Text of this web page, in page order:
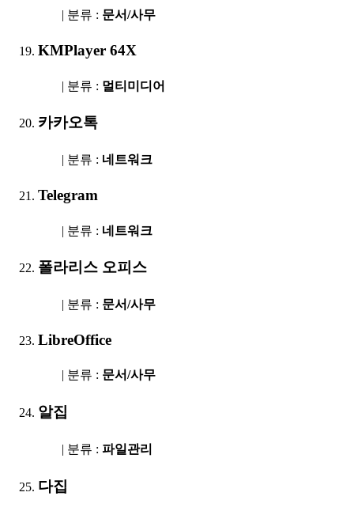
| 분류 : 문서/사무
KMPlayer 64X
| 분류 : 멀티미디어
카카오톡
| 분류 : 네트워크
Telegram
| 분류 : 네트워크
폴라리스 오피스
| 분류 : 문서/사무
LibreOffice
| 분류 : 문서/사무
알집
| 분류 : 파일관리
다집